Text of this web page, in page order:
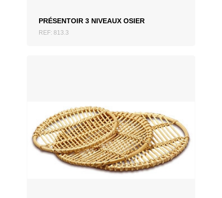
PRÉSENTOIR 3 NIVEAUX OSIER
REF: 813.3